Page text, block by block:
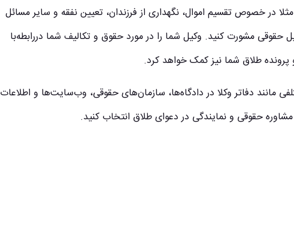
در خصوص تقسیم اموال، نگهداری از فرزندان، تعیین نفقه و سایر مسائل
حقوقی مشورت کنید. وکیل شما را در مورد حقوق و تکالیف شما دررابطه‌با
پرونده طلاق شما نیز کمک خواهد کرد.
مانند دفاتر وکلا در دادگاه‌ها، سازمان‌های حقوقی، وب‌سایت‌ها و اطلاعات
حقوقی و نمایندگی در دعوای طلاق انتخاب کنید.